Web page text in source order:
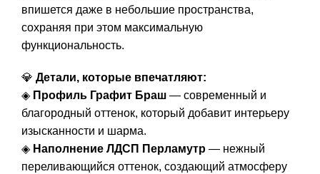
впишется даже в небольшие пространства,
сохраняя при этом максимальную
функциональность.
💎 Детали, которые впечатляют:
◈ Профиль Графит Браш — современный и
благородный оттенок, который добавит интерьеру
изысканности и шарма.
◈ Наполнение ЛДСП Перламутр — нежный
переливающийся оттенок, создающий атмосферу